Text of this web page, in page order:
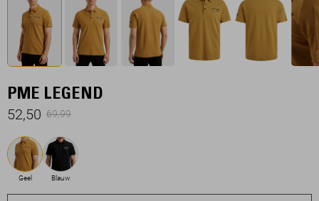
PME LEGEND
52,50 69,99
Geel Blauw